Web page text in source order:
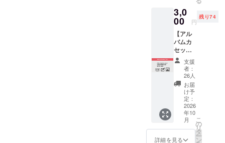
優れて
おりま
す。 限
定の活
動報告
ブログ
にご招
待しま
す。ワ
コンピ3
の特別
画像の
PC用・
スマホ
用壁紙
（画像
デー
フィ
シャル
WEBサ
イトに
お名前
を掲載
させて
いただ
きま
す。 サ
イトへ
の掲載
名は全
角10文
字以
内、一
般的な
3,0
00 円
残り74
【アル
バムカ
セット
テープ
プラ
ン】 近
年、レ
トロ
ブーム
による
需要が
高まっ
ている
カセッ
支援
者：
26人
お届
け予
定：
2026
年10
月
詳細を見る
こ
の
リ
タ
ー
ン